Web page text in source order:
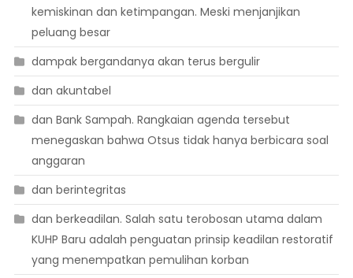
kemiskinan dan ketimpangan. Meski menjanjikan
peluang besar
dampak bergandanya akan terus bergulir
dan akuntabel
dan Bank Sampah. Rangkaian agenda tersebut
menegaskan bahwa Otsus tidak hanya berbicara soal
anggaran
dan berintegritas
dan berkeadilan. Salah satu terobosan utama dalam
KUHP Baru adalah penguatan prinsip keadilan restoratif
yang menempatkan pemulihan korban